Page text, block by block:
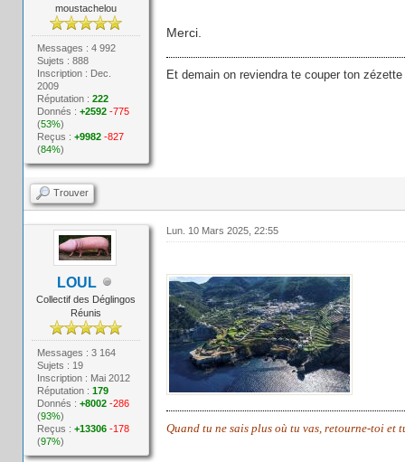
moustachelou
Messages : 4 992
Sujets : 888
Inscription : Dec.
2009
Réputation :222
Donnés :+2592 -775
(53%)
Reçus :+9982 -827
(84%)
Merci.
Et demain on reviendra te couper ton zézette
Trouver
LOUL
Collectif des Déglingos
Réunis
Messages : 3 164
Sujets : 19
Inscription : Mai 2012
Réputation :179
Donnés :+8002 -286
(93%)
Reçus :+13306 -178
(97%)
Lun. 10 Mars 2025, 22:55
Quand tu ne sais plus où tu vas, retourne-toi